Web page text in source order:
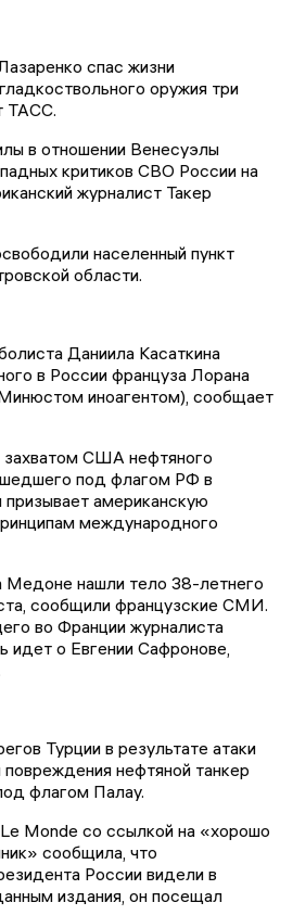
спас жизни
оружия три
ТАСС.
в отношении Венесуэлы
критиков СВО России на
журналист Такер
населенный пункт
области.
Даниила Касаткина
в России француза Лорана
иноагентом), сообщает
захватом США нефтяного
под флагом РФ в
призывает американскую
международного
нашли тело 38-летнего
сообщили французские СМИ.
во Франции журналиста
идет о Евгении Сафронове,
Турции в результате атаки
повреждения нефтяной танкер
флагом Палау.
Monde со ссылкой на «хорошо
сообщила, что
России видели в
издания, он посещал